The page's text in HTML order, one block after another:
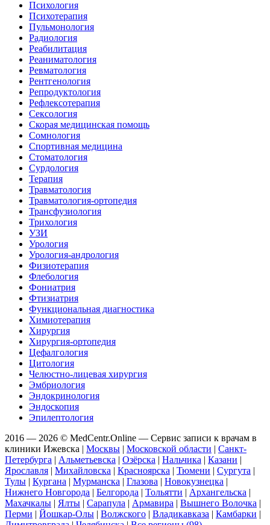
Психология
Психотерапия
Пульмонология
Радиология
Реабилитация
Реаниматология
Ревматология
Рентгенология
Репродуктология
Рефлексотерапия
Сексология
Скорая медицинская помощь
Сомнология
Спортивная медицина
Стоматология
Сурдология
Терапия
Травматология
Травматология-ортопедия
Трансфузиология
Трихология
УЗИ
Урология
Урология-андрология
Физиотерапия
Флебология
Фониатрия
Фтизиатрия
Функциональная диагностика
Химиотерапия
Хирургия
Хирургия-ортопедия
Цефалгология
Цитология
Челюстно-лицевая хирургия
Эмбриология
Эндокринология
Эндоскопия
Эпилептология
2016 — 2026 © MedCentr.Online — Сервис записи к врачам в
клиники Ижевска | Москвы | Московской области | Санкт-
Петербурга | Альметьевска | Озёрска | Нальчика | Казани |
Ярославля | Михайловска | Красноярска | Тюмени | Сургута |
Тулы | Кургана | Мурманска | Глазова | Новокузнецка |
Нижнего Новгорода | Белгорода | Тольятти | Архангельска |
Махачкалы | Ялты | Сарапула | Армавира | Вышнего Волочка |
Перми | Йошкар-Олы | Волжского | Владикавказа | Камбарки |